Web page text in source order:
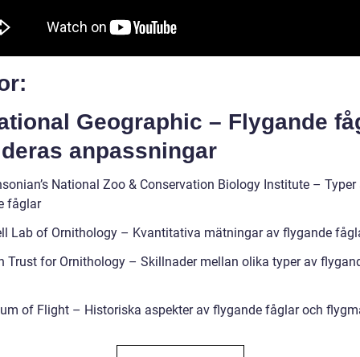
Geographic – Flygande
anpassningar
National Zoo & Conservation Biology Institute – Typer
fåglar
Lab of Ornithology – Kvantitativa mätningar av flygande
Trust for Ornithology – Skillnader mellan olika typer av
of Flight – Historiska aspekter av flygande fåglar och